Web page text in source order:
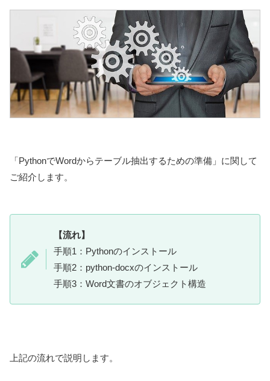
「PythonでWordからテーブル抽出するための準備」に関して
ご紹介します。
【流れ】
手順1：Pythonのインストール
手順2：python-docxのインストール
手順3：Word文書のオブジェクト構造
上記の流れで説明します。